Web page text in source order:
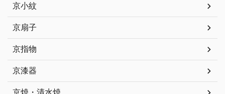
京小紋
京扇子
京指物
京漆器
京焼・清水焼